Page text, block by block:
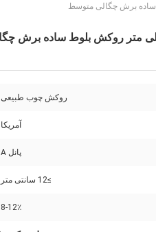
ساده برش چگالی متوسط
روکش چوب طبیعی
آمریکا
پانل A
≥12 سانتی متر
8-12٪